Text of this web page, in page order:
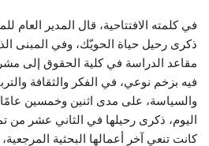
في كلمته الافتتاحية، قال المدير العام
ذكرى رحيل حياة الحويّك، وفي المبنى
مقاعد الدراسة في كلية الحقوق إلى
فيه بزخم نوعي، في الفكر والثقافة
والسياسة، على مدى اثنين وخمسين
كانت تنعي آخر أعمالها البحثية